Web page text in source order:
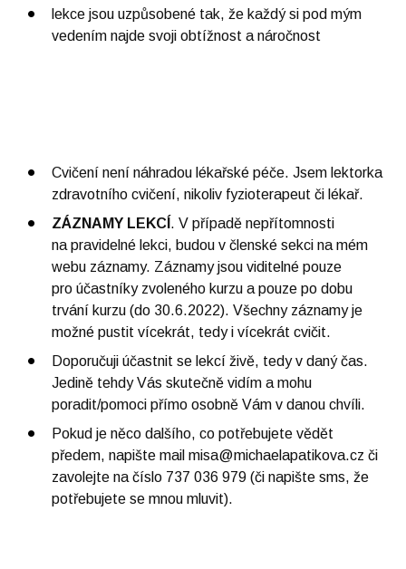
lekce jsou uzpůsobené tak, že každý si pod mým
vedením najde svoji obtížnost a náročnost
Cvičení není náhradou lékařské péče. Jsem lektorka
zdravotního cvičení, nikoliv fyzioterapeut či lékař.
ZÁZNAMY LEKCÍ . V případě nepřítomnosti
na pravidelné lekci, budou v členské sekci na mém
webu záznamy. Záznamy jsou viditelné pouze
pro účastníky zvoleného kurzu a pouze po dobu
trvání kurzu (do 30.6.2022). Všechny záznamy je
možné pustit vícekrát, tedy i vícekrát cvičit.
Doporučuji účastnit se lekcí živě, tedy v daný čas.
Jedině tehdy Vás skutečně vidím a mohu
poradit/pomoci přímo osobně Vám v danou chvíli.
Pokud je něco dalšího, co potřebujete vědět
předem, napište mail misa@michaelapatikova.cz či
zavolejte na číslo 737 036 979 (či napište sms, že
potřebujete se mnou mluvit).